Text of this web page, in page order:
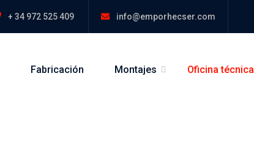
+ 34 972 525 409 info@emporhecser.com
Fabricación Montajes Oficina técnica